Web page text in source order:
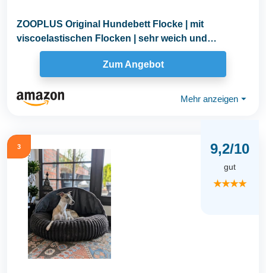
ZOOPLUS Original Hundebett Flocke | mit
viscoelastischen Flocken | sehr weich und
gemütlich...
Zum Angebot
Mehr anzeigen ⏷
3 9,2/10
gut
★★★★